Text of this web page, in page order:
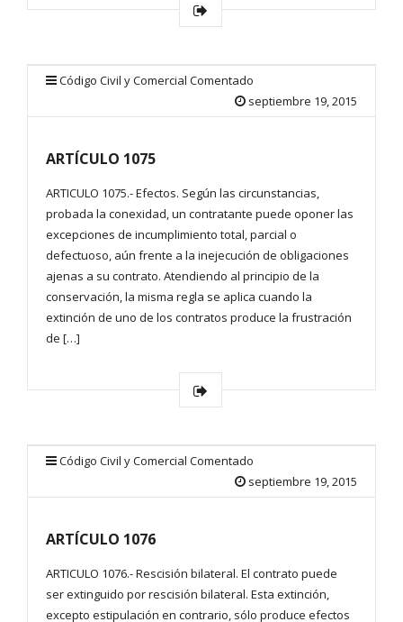
Código Civil y Comercial Comentado
septiembre 19, 2015
ARTÍCULO 1075
ARTICULO 1075.- Efectos. Según las circunstancias,
probada la conexidad, un contratante puede oponer las
excepciones de incumplimiento total, parcial o
defectuoso, aún frente a la inejecución de obligaciones
ajenas a su contrato. Atendiendo al principio de la
conservación, la misma regla se aplica cuando la
extinción de uno de los contratos produce la frustración
de […]
Código Civil y Comercial Comentado
septiembre 19, 2015
ARTÍCULO 1076
ARTICULO 1076.- Rescisión bilateral. El contrato puede
ser extinguido por rescisión bilateral. Esta extinción,
excepto estipulación en contrario, sólo produce efectos